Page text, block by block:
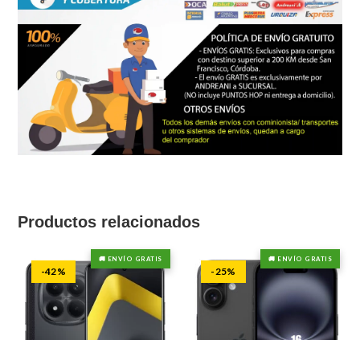
Productos relacionados
🚚 ENVÍO GRATIS
-42%
🚚 ENVÍO GRATIS
-25%